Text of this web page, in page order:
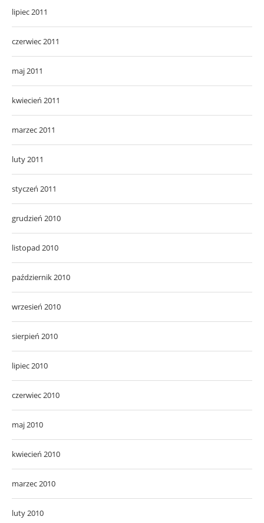
lipiec 2011
czerwiec 2011
maj 2011
kwiecień 2011
marzec 2011
luty 2011
styczeń 2011
grudzień 2010
listopad 2010
październik 2010
wrzesień 2010
sierpień 2010
lipiec 2010
czerwiec 2010
maj 2010
kwiecień 2010
marzec 2010
luty 2010